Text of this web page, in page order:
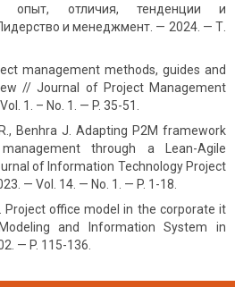
опыт, отличия, тенденции и
и менеджмент. — 2024. — Т.
management methods, guides and
// Journal of Project Management
1. – No. 1. — P. 35-51.
Benhra J. Adapting P2M framework
through a Lean-Agile
of Information Technology Project
— Vol. 14. — No. 1. — P. 1-18.
Project office model in the corporate it
and Information System in
— P. 115-136.